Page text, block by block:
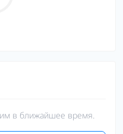
в ближайшее время.